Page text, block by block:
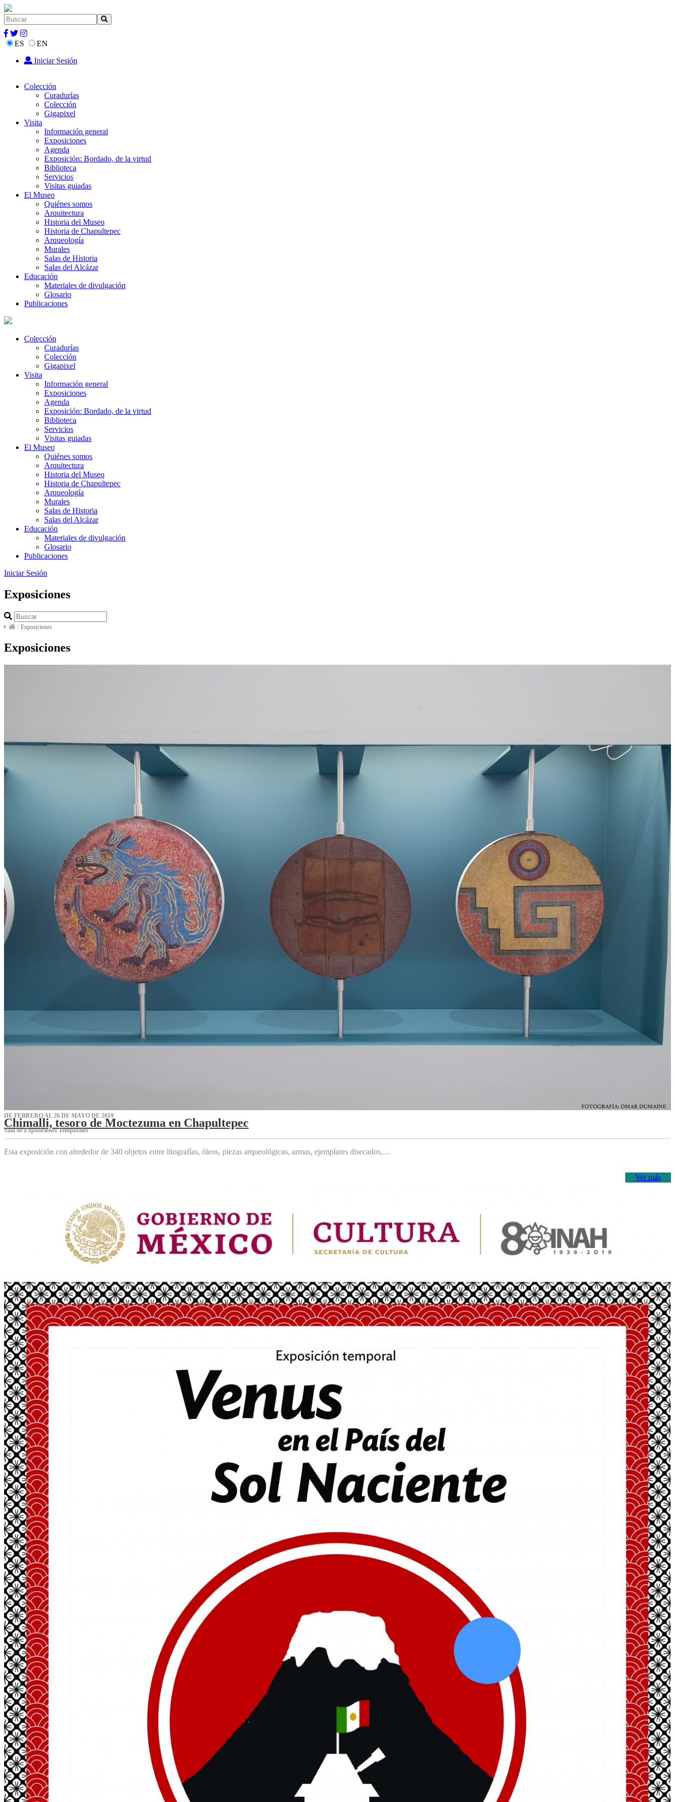
ES
EN
Iniciar Sesión
Colección
Curadurías
Colección
Gigapixel
Visita
Información general
Exposiciones
Agenda
Exposición: Bordado, de la virtud
Biblioteca
Servicios
Visitas guiadas
El Museo
Quiénes somos
Arquitectura
Historia del Museo
Historia de Chapultepec
Arqueología
Murales
Salas de Historia
Salas del Alcázar
Educación
Materiales de divulgación
Glosario
Publicaciones
Colección
Curadurías
Colección
Gigapixel
Visita
Información general
Exposiciones
Agenda
Exposición: Bordado, de la virtud
Biblioteca
Servicios
Visitas guiadas
El Museo
Quiénes somos
Arquitectura
Historia del Museo
Historia de Chapultepec
Arqueología
Murales
Salas de Historia
Salas del Alcázar
Educación
Materiales de divulgación
Glosario
Publicaciones
Iniciar Sesión
Exposiciones
/ Exposiciones
Exposiciones
DE FEBRERO AL 26 DE MAYO DE 2019
Chimalli, tesoro de Moctezuma en Chapultepec
Sala de Exposiciones Temporales
Esta exposición con alrededor de 340 objetos entre litografías, óleos, piezas arqueológicas, armas, ejemplares disecados,…
Ver más